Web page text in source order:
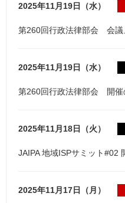
2025年11月19日（水）
第260回行政法律部会 会議
2025年11月19日（水）
第260回行政法律部会 開催
2025年11月18日（火）
JAIPA 地域ISPサミット#02
2025年11月17日（月）